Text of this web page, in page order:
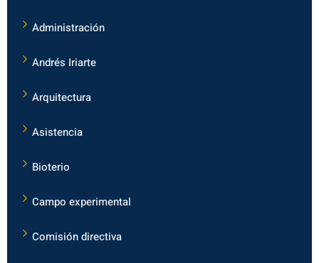
Administración
Andrés Iriarte
Arquitectura
Asistencia
Bioterio
Campo experimental
Comisión directiva